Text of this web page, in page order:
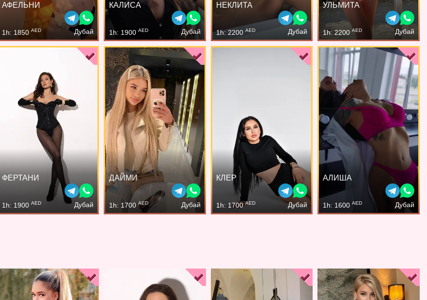
АФЕЛЬНИ
1h: 1850AED Дубай
КАЛИСА
1h: 1900 AED Дубай
НЕКЛИТА
1h: 2200 AED Дубай
УЛЬМИТА
1h: 2200AED Дубай
ФЕРТАНИ
1h: 1900AED Дубай
ДАЙМИ
1h: 1700 AED Дубай
КЛЕР
1h: 1700AED Дубай
АЛИША
1h: 1600AED Дубай